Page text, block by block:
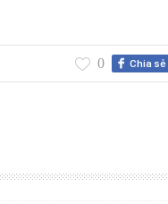
Chia sẻ
0